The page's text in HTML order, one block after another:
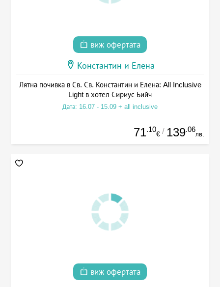
виж офертата
Константин и Елена
Лятна почивка в Св. Св. Константин и Елена: All Inclusive
Light в хотел Сириус Бийч
Дата: 16.07 - 15.09 + all inclusive
71.10
€ / 139.06
лв.
виж офертата